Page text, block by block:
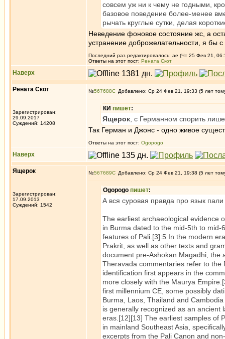
совсем уж ни к чему не годными,
базовое поведение более-менее
рычать круглые сутки, делая
Неведение фоновое состояние жс, а
устранение доброжелательности, я бы
Последний раз редактировалось: ae (Чт 25 Фев 21,
Ответы на этот пост: Рената Скот
Наверх
Рената Скот
Зарегистрирован:
29.09.2017
Суждений: 14208
№567688 Добавлено: Ср 24 Фев 21, 19:33 (5 лет
КИ пишет:
Ящерок , с Германном спорить
Так Герман и Джонс - одно живое
Ответы на этот пост: Ogopogo
Наверх
Ящерок
Зарегистрирован:
17.09.2013
Суждений: 1542
№567689 Добавлено: Ср 24 Фев 21, 19:38 (5 лет
Ogopogo пишет:
А вся суровая правда про язык пали
The earliest archaeological evidence
in Burma dated to the mid-5th to
features of Pali.[3]:5 In the modern
Prakrit, as well as other texts and
document pre-Ashokan Magadhi, the
Theravada commentaries refer to
identification first appears in the
more closely with the Maurya
first millennium CE, some possibly
Burma, Laos, Thailand and
is generally recognized as an
eras.[12][13] The earliest samples of
in mainland Southeast Asia,
excerpts from the Pali Canon and